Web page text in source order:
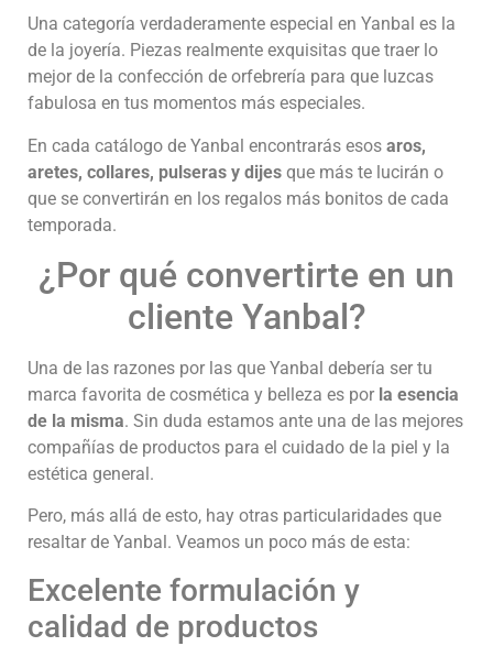
Una categoría verdaderamente especial en Yanbal es la
de la joyería. Piezas realmente exquisitas que traer lo
mejor de la confección de orfebrería para que luzcas
fabulosa en tus momentos más especiales.
En cada catálogo de Yanbal encontrarás esos aros,
aretes, collares, pulseras y dijes que más te lucirán o
que se convertirán en los regalos más bonitos de cada
temporada.
¿Por qué convertirte en un
cliente Yanbal?
Una de las razones por las que Yanbal debería ser tu
marca favorita de cosmética y belleza es por la esencia
de la misma. Sin duda estamos ante una de las mejores
compañías de productos para el cuidado de la piel y la
estética general.
Pero, más allá de esto, hay otras particularidades que
resaltar de Yanbal. Veamos un poco más de esta:
Excelente formulación y
calidad de productos